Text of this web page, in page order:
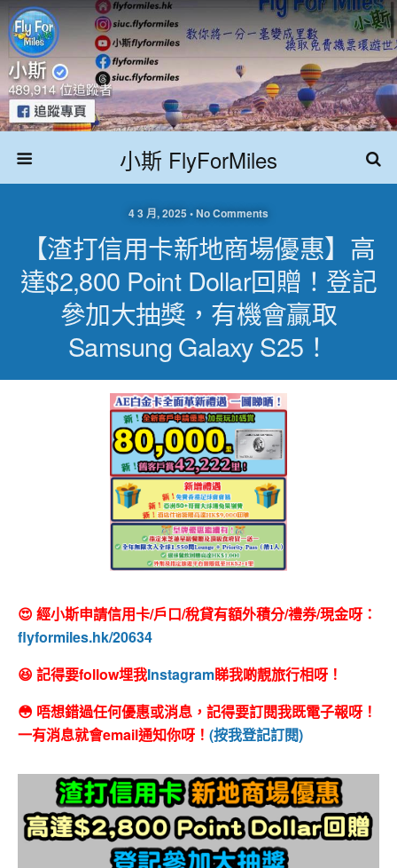
小斯 FlyForMiles
4 3 月, 2025 • No Comments
【渣打信用卡新地商場優惠】高
達$2,800 Point Dollar回贈！登記
參加大抽獎，有機會贏取
Samsung Galaxy S25！
😍 經小斯申請信用卡/戶口/稅貸有額外積分/禮券/現金呀：
flyformiles.hk/20634
😆 記得要follow埋我Instagram睇我啲靚旅行相呀！
😳 唔想錯過任何優惠或消息，記得要訂閱我既電子報呀！
一有消息就會email通知你呀！ (按我登記訂閱)